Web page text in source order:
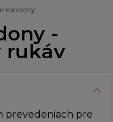
rondony
-
rukáv
prevedeniach pre